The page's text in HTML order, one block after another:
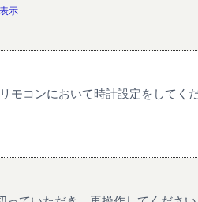
示
コンにおいて時計設定をしてく